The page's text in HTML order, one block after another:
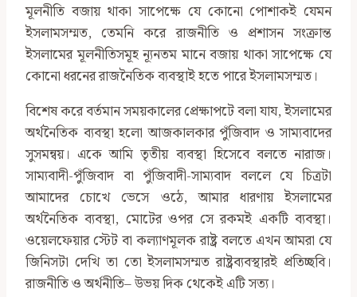
মূলনীতি বজায় থাকা সাপেক্ষে যে কোনো পোশাকই যেমন
ইসলামসম্মত, তেমনি করে রাজনীতি ও প্রশাসন সংক্রান্ত
ইসলামের মূলনীতিসমূহ ন্যূনতম মানে বজায় থাকা সাপেক্ষে যে
কোনো ধরনের রাজনৈতিক ব্যবস্থাই হতে পারে ইসলামসম্মত।
বিশেষ করে বর্তমান সময়কালের প্রেক্ষাপটে বলা যায, ইসলামের
অর্থনৈতিক ব্যবস্থা হলো আজকালকার পুঁজিবাদ ও সাম্যবাদের
সুসমন্বয়। একে আমি তৃতীয় ব্যবস্থা হিসেবে বলতে নারাজ।
সাম‍্যবাদী-পুঁজিবাদ বা পুঁজিবাদী-সাম্যবাদ বললে যে চিত্রটা
আমাদের চোখে ভেসে ওঠে, আমার ধারণায় ইসলামের
অর্থনৈতিক ব্যবস্থা, মোটের ওপর সে রকমই একটি ব্যবস্থা।
ওয়েলফেয়ার স্টেট বা কল্যাণমূলক রাষ্ট্র বলতে এখন আমরা যে
জিনিসটা দেখি তা তো ইসলামসম্মত রাষ্ট্রব্যবস্থারই প্রতিচ্ছবি।
রাজনীতি ও অর্থনীতি– উভয় দিক থেকেই এটি সত্য।